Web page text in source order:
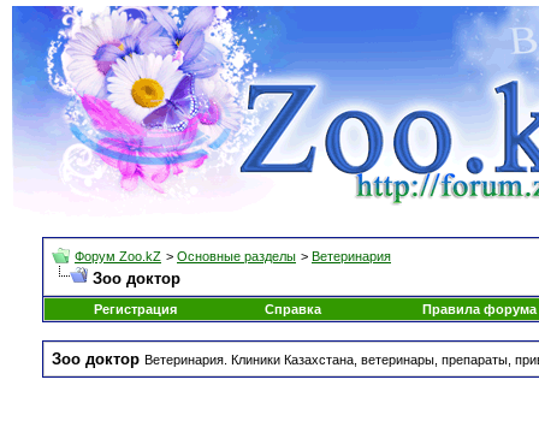
Форум Zoo.kZ > Основные разделы > Ветеринария
Зоо доктор
Регистрация Справка Правила форума
Зоо доктор Ветеринария. Клиники Казахстана, ветеринары, препараты,